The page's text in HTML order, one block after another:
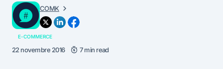
COMK
E-COMMERCE
22 novembre 2016 7 min read